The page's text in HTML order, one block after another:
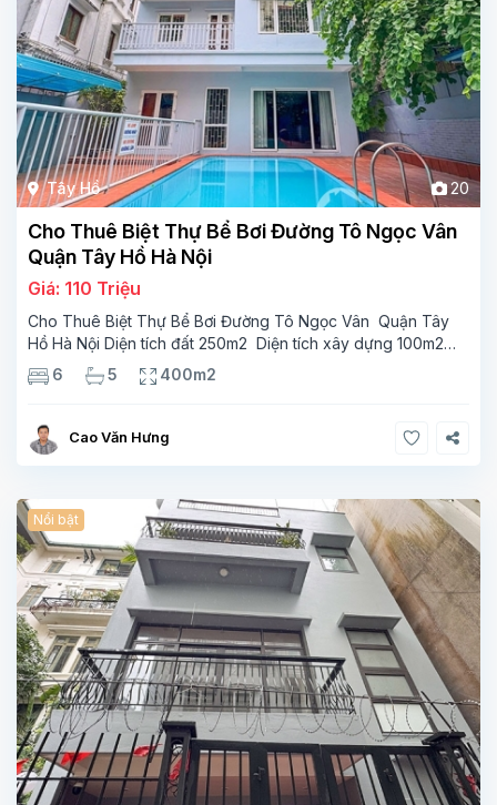
Tây Hồ 20
Cho Thuê Biệt Thự Bể Bơi Đường Tô Ngọc Vân
Quận Tây Hồ Hà Nội
Giá: 110 Triệu
Cho Thuê Biệt Thự Bể Bơi Đường Tô Ngọc Vân Quận Tây
Hồ Hà Nội Diện tích đất 250m2 Diện tích xây dựng 100m2
Xây 4 tầng, 6 phòng ngủ 5 phòng tắm Tầng 1, , phòng
khách , phòng bếp-1wc Tầng 2, 2 phòng
6 5 400m2
Cao Văn Hưng
Nổi bật